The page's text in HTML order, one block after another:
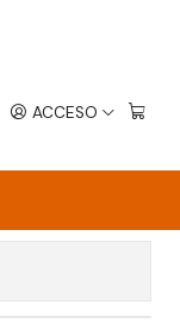
ACCESO